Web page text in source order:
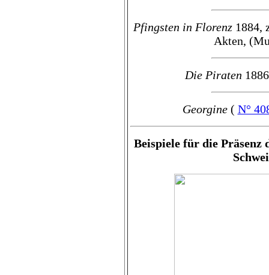
Pfingsten in Florenz 1884,
Akten,
Die Piraten
Georgine( N°
Beispiele für die Präsenz